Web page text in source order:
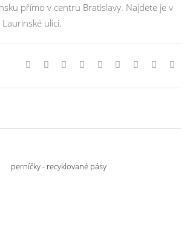
přímo v centru Bratislavy. Najdete je v
ulici.